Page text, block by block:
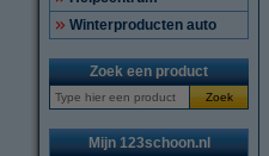
Winterproducten auto
Zoek een product
Zoek
Mijn 123schoon.nl